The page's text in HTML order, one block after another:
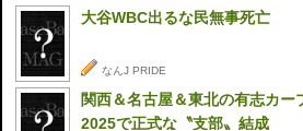
大谷WBC出るな民無事死亡
なんJ PRIDE
関西＆名古屋＆東北の有志カー
2025で正式な〝支部〟結成